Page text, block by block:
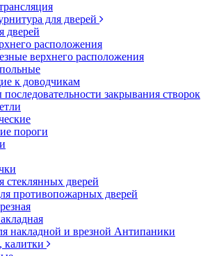
для дверей
дверей
расположения
верхнего расположения
к доводчикам
закрывания створок
пороги
стеклянных дверей
противопожарных дверей
накладной и врезной Антипаники
калитки